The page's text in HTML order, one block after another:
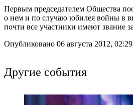
Первым председателем Общества
о нем и по случаю юбилея войны в
почти все участники имеют звание
Опубликовано 06 августа 2012, 02:29
Другие события